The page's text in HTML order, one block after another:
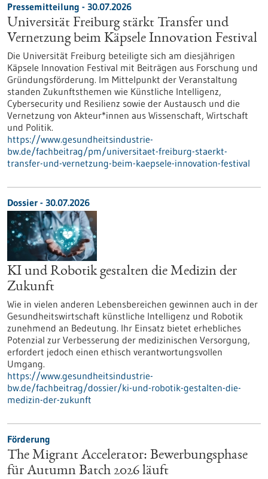
Pressemitteilung - 30.07.2026
Universität Freiburg stärkt Transfer und
Vernetzung beim Käpsele Innovation Festival
Die Universität Freiburg beteiligte sich am diesjährigen
Käpsele Innovation Festival mit Beiträgen aus Forschung und
Gründungsförderung. Im Mittelpunkt der Veranstaltung
standen Zukunftsthemen wie Künstliche Intelligenz,
Cybersecurity und Resilienz sowie der Austausch und die
Vernetzung von Akteur*innen aus Wissenschaft, Wirtschaft
und Politik.
https://www.gesundheitsindustrie-
bw.de/fachbeitrag/pm/universitaet-freiburg-staerkt-
transfer-und-vernetzung-beim-kaepsele-innovation-festival
Dossier - 30.07.2026
KI und Robotik gestalten die Medizin der
Zukunft
Wie in vielen anderen Lebensbereichen gewinnen auch in der
Gesundheitswirtschaft künstliche Intelligenz und Robotik
zunehmend an Bedeutung. Ihr Einsatz bietet erhebliches
Potenzial zur Verbesserung der medizinischen Versorgung,
erfordert jedoch einen ethisch verantwortungsvollen
Umgang.
https://www.gesundheitsindustrie-
bw.de/fachbeitrag/dossier/ki-und-robotik-gestalten-die-
medizin-der-zukunft
Förderung
The Migrant Accelerator: Bewerbungsphase
für Autumn Batch 2026 läuft